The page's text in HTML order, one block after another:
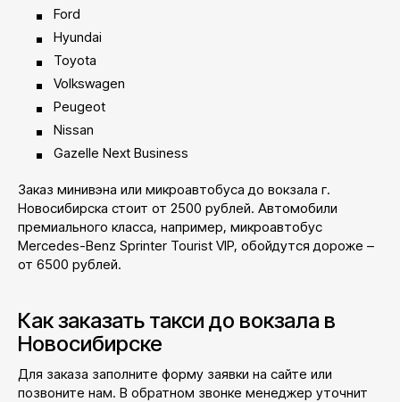
Ford
Hyundai
Toyota
Volkswagen
Peugeot
Nissan
Gazelle Next Business
Заказ минивэна или микроавтобуса до вокзала г.
Новосибирска стоит от 2500 рублей. Автомобили
премиального класса, например, микроавтобус
Mercedes-Benz Sprinter Tourist VIP, обойдутся дороже –
от 6500 рублей.
Как заказать такси до вокзала в
Новосибирске
Для заказа заполните форму заявки на сайте или
позвоните нам. В обратном звонке менеджер уточнит